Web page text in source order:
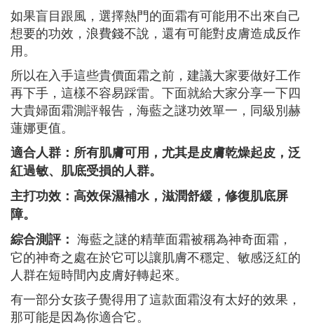
如果盲目跟風，選擇熱門的面霜有可能用不出來自己
想要的功效，浪費錢不說，還有可能對皮膚造成反作
用。
所以在入手這些貴價面霜之前，建議大家要做好工作
再下手，這樣不容易踩雷。下面就給大家分享一下四
大貴婦面霜測評報告，海藍之謎功效單一，同級別赫
蓮娜更值。
適合人群：所有肌膚可用，尤其是皮膚乾燥起皮，泛
紅過敏、肌底受損的人群。
主打功效：高效保濕補水，滋潤舒緩，修復肌底屏
障。
綜合測評： 海藍之謎的精華面霜被稱為神奇面霜，
它的神奇之處在於它可以讓肌膚不穩定、敏感泛紅的
人群在短時間內皮膚好轉起來。
有一部分女孩子覺得用了這款面霜沒有太好的效果，
那可能是因為你適合它。